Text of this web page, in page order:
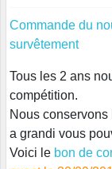
Commande du
survêtement
Tous les 2 ans
compétition.
Nous
a grandi vous
Voici le bon de